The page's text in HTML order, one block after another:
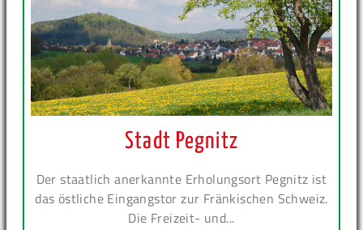
Stadt Pegnitz
Der staatlich anerkannte Erholungsort Pegnitz ist
das östliche Eingangstor zur Fränkischen Schweiz.
Die Freizeit- und...